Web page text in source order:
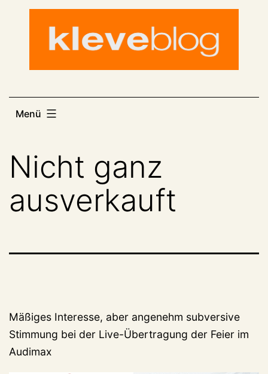
Menü
Nicht ganz
ausverkauft
Mäßiges Interesse, aber angenehm subversive
Stimmung bei der Live-Übertragung der Feier im
Audimax